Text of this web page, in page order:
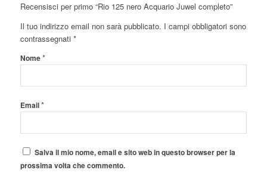
Recensisci per primo “Rio 125 nero Acquario Juwel completo”
Il tuo indirizzo email non sarà pubblicato. I campi obbligatori sono
contrassegnati *
Nome*
Email*
Salva il mio nome, email e sito web in questo browser per la
prossima volta che commento.